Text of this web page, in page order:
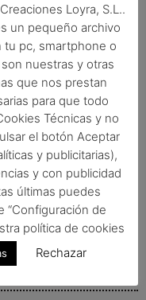
Loyra, S.L..
un pequeño archivo
tu pc, smartphone o
nuestras y otras
que nos prestan
para que todo
Técnicas y no
el botón Aceptar
y publicitarias),
y con publicidad
últimas puedes
“Configuración de
política de cookies
Rechazar